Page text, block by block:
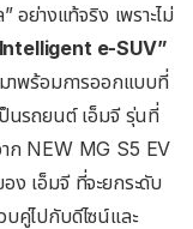
อย่างแท้จริง เพราะไม่
e-SUV”
าพร้อมการออกแบบที่
นรถยนต์ เอ็มจี รุ่นที่
ก NEW MG S5 EV
ง เอ็มจี ที่จะยกระดับ
คู่ไปกับดีไซน์และ